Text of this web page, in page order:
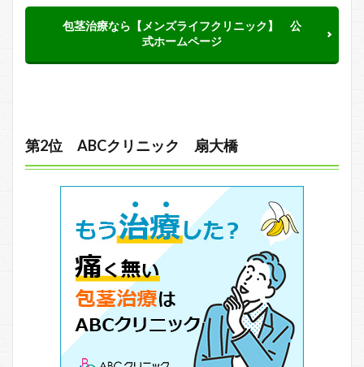
包茎治療なら【メンズライフクリニック】 公
式ホームページ
第2位 ABCクリニック 扇大橋